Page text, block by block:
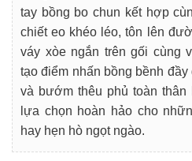
tay bồng bo chun kết hợp
chiết eo khéo léo, tôn lên
váy xòe ngắn trên gối cùng
tạo điểm nhấn bồng bềnh
và bướm thêu phủ toàn thân
lựa chọn hoàn hảo cho
hay hẹn hò ngọt ngào.